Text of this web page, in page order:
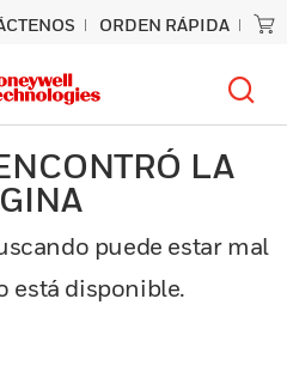
ORDEN RÁPIDA
LA
puede estar mal
está disponible.